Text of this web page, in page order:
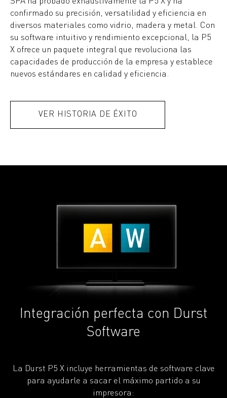
confirmado su precisión, versatilidad y eficiencia en
diversos materiales como vidrio, madera y metal. Con
su software intuitivo y rendimiento excepcional, la P5
X ofrece un paquete integral que revoluciona las
capacidades de producción de la empresa y establece
nuevos estándares en calidad y eficiencia.
VER HISTORIA DE ÉXITO
Integración perfecta con Durst
Software
La Durst P5 X incluye herramientas de software clave
para ayudarle a sacar el máximo partido a su
impresora: